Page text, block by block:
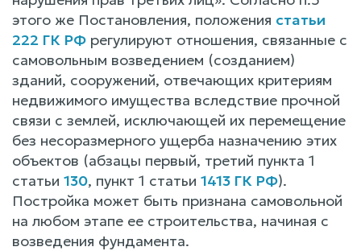
этого же Постановления, положения статьи
222 ГК РФ регулируют отношения, связанные с
самовольным возведением (созданием)
зданий, сооружений, отвечающих критериям
недвижимого имущества вследствие прочной
связи с землей, исключающей их перемещение
без несоразмерного ущерба назначению этих
объектов (абзацы первый, третий пункта 1
статьи 130, пункт 1 статьи 1413 ГК РФ).
Постройка может быть признана самовольной
на любом этапе ее строительства, начиная с
возведения фундамента.